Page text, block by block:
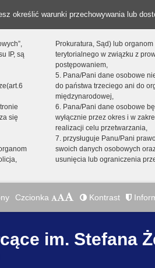
określić warunki przechowywania lub
IP, są
się
Prokuratura, Sąd) lub
terytorialnego w związku z
postępowaniem,
5. Pana/Pani dane osobowe
do państwa trzeciego ani do
międzynarodowej,
6. Pana/Pani dane osobowe
wyłącznie przez okres i w
realizacji celu przetwarzania,
7. przysługuje Panu/Pani
swoich danych osobowych
usunięcia lub ograniczenia
Czcionka Kontrast
im. Stefana